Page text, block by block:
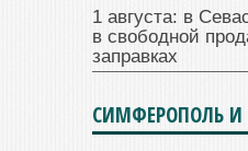
1 августа: в
в свободной
заправках
СИМФЕРОПОЛЬ И